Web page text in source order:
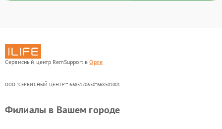
Сервисный центр RemSupport вОрле
ООО "СЕРВИСНЫЙ ЦЕНТР"* 6685170650*668501001
Филиалы в Вашем городе